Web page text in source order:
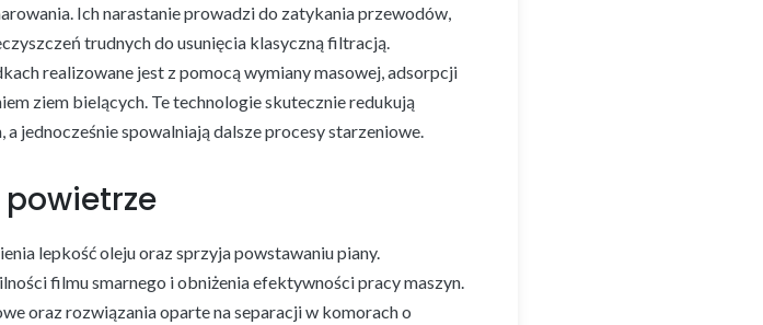
Ich narastanie prowadzi do zatykania przewodów,
trudnych do usunięcia klasyczną filtracją.
realizowane jest z pomocą wymiany masowej, adsorpcji
ziem bielących. Te technologie skutecznie redukują
jednocześnie spowalniają dalsze procesy starzeniowe.
powietrze
lepkość oleju oraz sprzyja powstawaniu piany.
filmu smarnego i obniżenia efektywności pracy maszyn.
oraz rozwiązania oparte na separacji w komorach o